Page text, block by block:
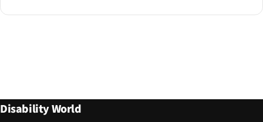
Disability World